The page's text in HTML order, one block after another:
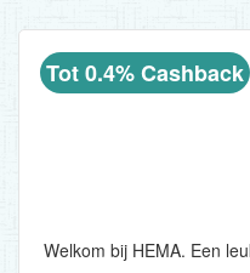
Tot 0.4% Cashback